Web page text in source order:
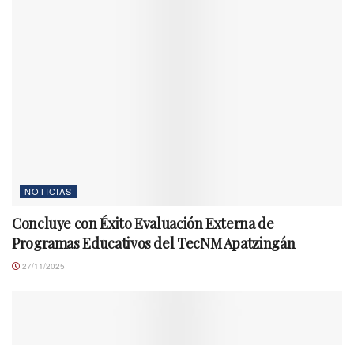
NOTICIAS
Concluye con Éxito Evaluación Externa de
Programas Educativos del TecNM Apatzingán
27/11/2025